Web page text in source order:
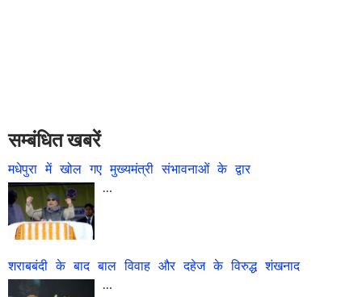
सम्बंधित खबरें
मधेपुरा में खोल गए मुख्यमंत्री संभावनाओं के द्वार
शराबबंदी के बाद बाल विवाह और दहेज के विरुद्ध शंखनाद
…